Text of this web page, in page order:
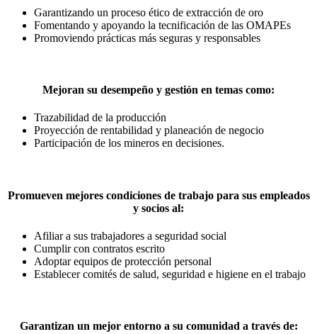
Garantizando un proceso ético de extracción de oro
Fomentando y apoyando la tecnificación de las OMAPEs
Promoviendo prácticas más seguras y responsables
Mejoran su desempeño y gestión en temas como:
Trazabilidad de la producción
Proyección de rentabilidad y planeación de negocio
Participación de los mineros en decisiones.
Promueven mejores condiciones de trabajopara sus empleados
y socios al:
Afiliar a sus trabajadores a seguridad social
Cumplir con contratos escrito
Adoptar equipos de protección personal
Establecer comités de salud, seguridad e higiene en el trabajo
Garantizan un mejor entornoa su comunidad a través de: